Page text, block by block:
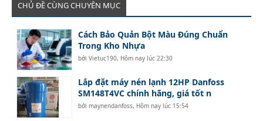
CHỦ ĐỀ CÙNG CHUYÊN MỤC
Cách Bảo Quản Bột Màu Đúng Chuẩn
Trong Kho Nhựa
bởiVietuc190, Hôm nay lúc 22:30
Lắp đặt máy nén lạnh 12HP Danfoss
SM148T4VC chính hãng, giá tốt n
bởimaynendanfoss, Hôm nay lúc 15:54